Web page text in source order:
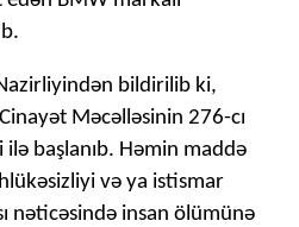
bildirilib ki,
Məcəlləsinin 276-cı
başlanıb. Həmin maddə
və ya istismar
nəticəsində insan ölümünə